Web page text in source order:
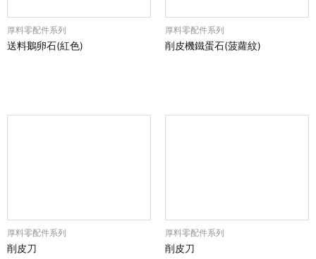
厚料零配件系列
送料鵝卵石(紅色)
厚料零配件系列
削皮機鐵蛋石(菠蘿紋)
厚料零配件系列
削皮刀
厚料零配件系列
削皮刀